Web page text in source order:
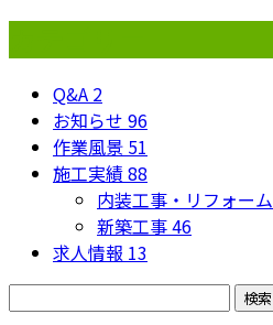
Q&A 2
お知らせ 96
作業風景 51
施工実績88
内装工事・リフォーム
新築工事46
求人情報 13